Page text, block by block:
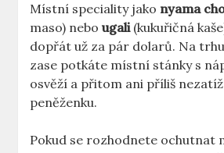
Místní speciality jako nyama
maso) nebougali(kukuřičná
dopřát už za pár dolarů. Na
zase potkáte místní stánky s
osvěží a přitom ani příliš
peněženku.
Pokud se rozhodnete ochutnat